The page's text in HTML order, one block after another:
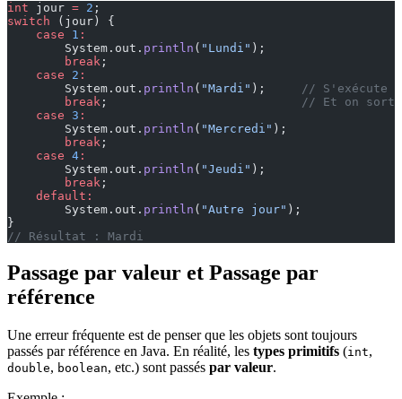
int jour = 2 ;
switch (jour) {
    case
1 :
        System.out.
println ( "Lundi" );
        break
;
    case
2 :
        System.out.
println ( "Mardi" );
// S'exécute
        break
;
// Et on sort
    case
3 :
        System.out.
println ( "Mercredi" );
        break
;
    case
4 :
        System.out.
println ( "Jeudi" );
        break
;
    default:
        System.out.
println ( "Autre jour" );
}
// Résultat : Mardi
Passage par valeur et Passage par
référence
Une erreur fréquente est de penser que les objets sont toujours
passés par référence en Java. En réalité, les types primitifs (int,
double, boolean, etc.) sont passés par valeur.